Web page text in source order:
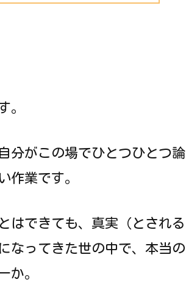
。
分がこの場でひとつひとつ論
作業です。
はできても、真実（とされる
なってきた世の中で、本当の
か。